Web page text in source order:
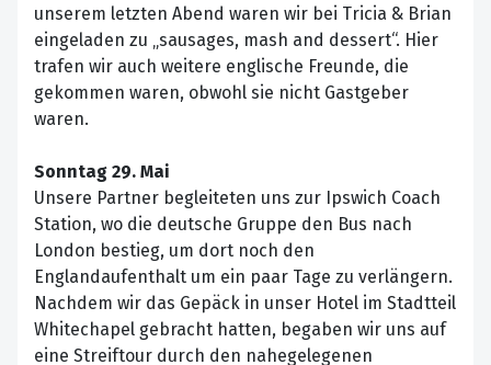
unserem letzten Abend waren wir bei Tricia & Brian
eingeladen zu „sausages, mash and dessert“. Hier
trafen wir auch weitere englische Freunde, die
gekommen waren, obwohl sie nicht Gastgeber
waren.
Sonntag 29. Mai
Unsere Partner begleiteten uns zur Ipswich Coach
Station, wo die deutsche Gruppe den Bus nach
London bestieg, um dort noch den
Englandaufenthalt um ein paar Tage zu verlängern.
Nachdem wir das Gepäck in unser Hotel im Stadtteil
Whitechapel gebracht hatten, begaben wir uns auf
eine Streiftour durch den nahegelegenen